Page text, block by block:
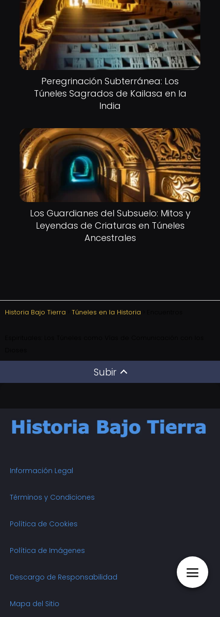
Peregrinación Subterránea: Los
Túneles Sagrados de Kailasa en la
India
Los Guardianes del Subsuelo: Mitos y
Leyendas de Criaturas en Túneles
Ancestrales
Historia Bajo Tierra Túneles en la Historia
Subir
Información Legal
Términos y Condiciones
Política de Cookies
Política de Imágenes
Descargo de Responsabilidad
Mapa del Sitio